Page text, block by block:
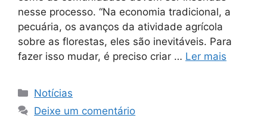
nesse processo. “Na economia tradicional, a
pecuária, os avanços da atividade agrícola
sobre as florestas, eles são inevitáveis. Para
fazer isso mudar, é preciso criar … Ler mais
Notícias
Deixe um comentário